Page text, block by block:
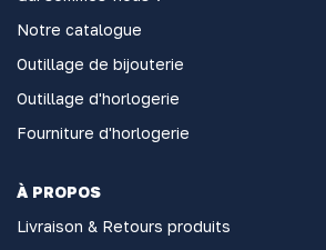
Notre catalogue
Outillage de bijouterie
Outillage d'horlogerie
Fourniture d'horlogerie
À PROPOS
Livraison & Retours produits